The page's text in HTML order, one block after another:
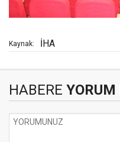
Kaynak: İHA
HABERE